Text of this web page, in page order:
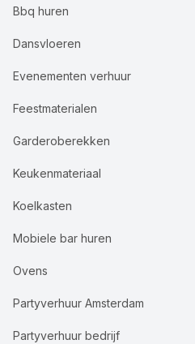
Bbq huren
Dansvloeren
Evenementen verhuur
Feestmaterialen
Garderoberekken
Keukenmateriaal
Koelkasten
Mobiele bar huren
Ovens
Partyverhuur Amsterdam
Partyverhuur bedrijf